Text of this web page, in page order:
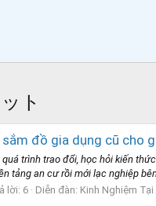
ト
đồ gia dụng cũ cho
trình trao đổi, học hỏi kiến
tảng an cư rồi mới lạc nghiệp bên
lời: 6 Diễn đàn: Kinh Nghiệm Tại